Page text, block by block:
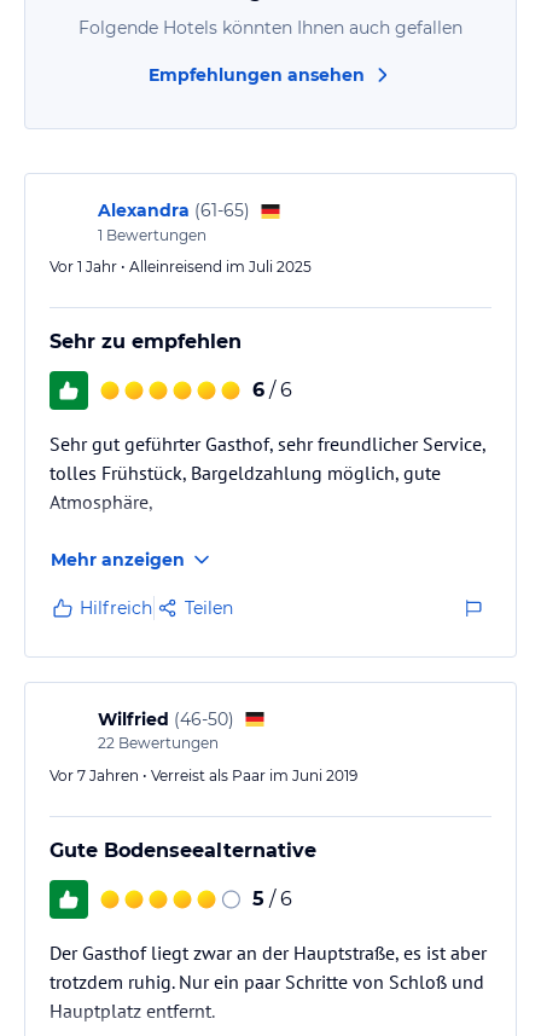
Folgende Hotels könnten Ihnen auch gefallen
Empfehlungen ansehen
Alexandra (61-65)
1 Bewertungen
Vor 1 Jahr • Alleinreisend im Juli 2025
Sehr zu empfehlen
6 / 6
Sehr gut geführter Gasthof, sehr freundlicher Service,
tolles Frühstück, Bargeldzahlung möglich, gute
Atmosphäre,
Mehr anzeigen
Hilfreich Teilen
Wilfried (46-50)
22 Bewertungen
Vor 7 Jahren • Verreist als Paar im Juni 2019
Gute Bodenseealternative
5 / 6
Der Gasthof liegt zwar an der Hauptstraße, es ist aber
trotzdem ruhig. Nur ein paar Schritte von Schloß und
Hauptplatz entfernt.